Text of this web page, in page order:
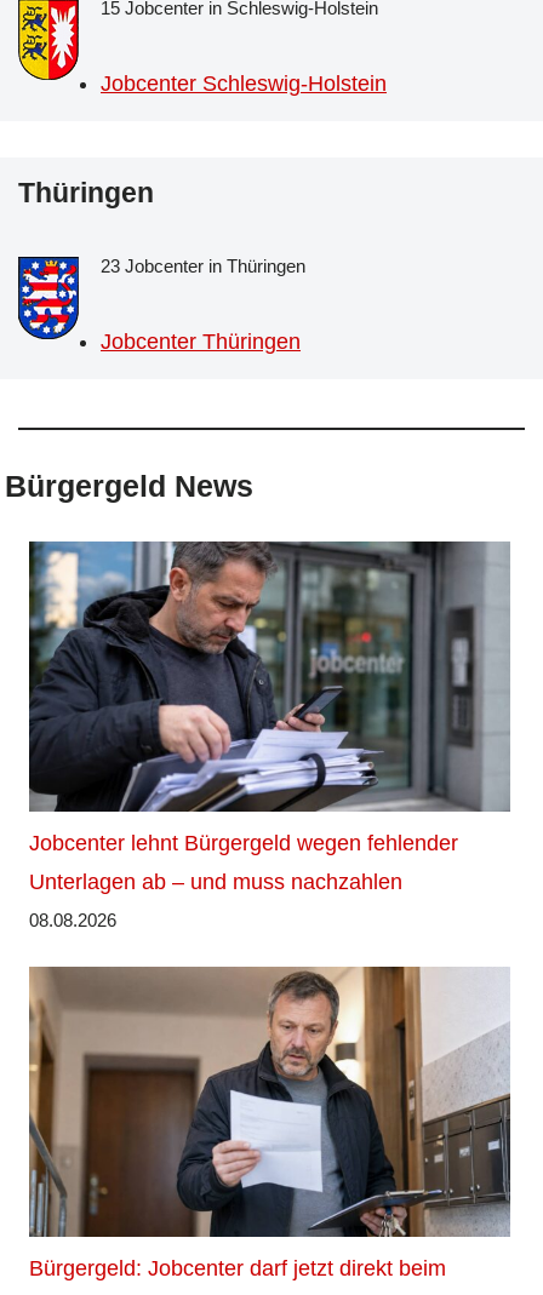
15 Jobcenter in Schleswig-Holstein
Jobcenter Schleswig-Holstein
Thüringen
23 Jobcenter in Thüringen
Jobcenter Thüringen
Bürgergeld News
Jobcenter lehnt Bürgergeld wegen fehlender
Unterlagen ab – und muss nachzahlen
08.08.2026
Bürgergeld: Jobcenter darf jetzt direkt beim